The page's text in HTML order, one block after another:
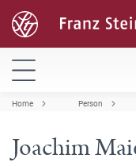
Home Person
Joachim